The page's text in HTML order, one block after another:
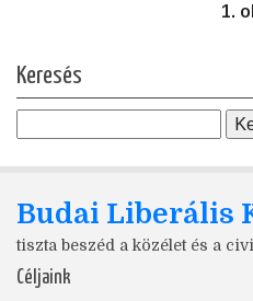
1.
Keresés
Budai Liberális
tiszta beszéd a közélet és a
Céljaink